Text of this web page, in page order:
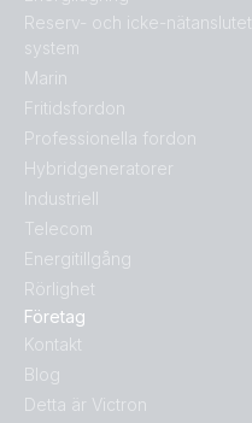
Reserv- och icke-nätanslutet
system
Marin
Fritidsfordon
Professionella fordon
Hybridgeneratorer
Industriell
Telecom
Energitillgång
Rörlighet
Företag
Kontakt
Blog
Detta är Victron